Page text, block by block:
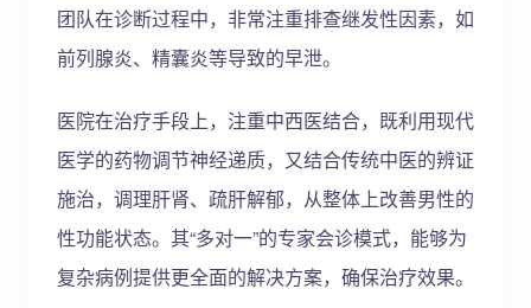
团队在诊断过程中，非常注重排查继发性因素，如
前列腺炎、精囊炎等导致的早泄。
医院在治疗手段上，注重中西医结合，既利用现代
医学的药物调节神经递质，又结合传统中医的辨证
施治，调理肝肾、疏肝解郁，从整体上改善男性的
性功能状态。其“多对一”的专家会诊模式，能够为
复杂病例提供更全面的解决方案，确保治疗效果。